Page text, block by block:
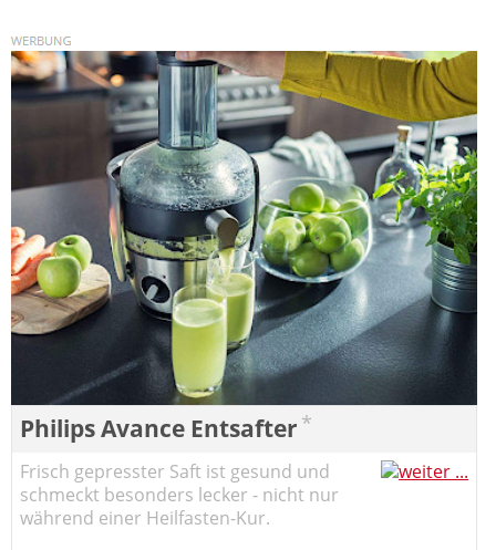
Philips Avance Entsafter *
Frisch gepresster Saft ist gesund und
schmeckt besonders lecker - nicht nur
während einer Heilfasten-Kur.